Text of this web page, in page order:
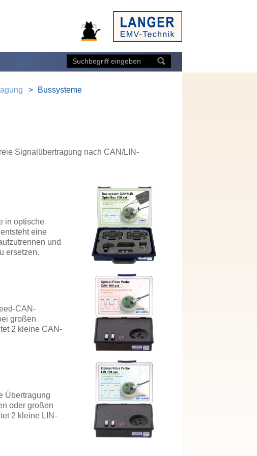
Bussysteme
Signalübertragung nach CAN/LIN-
in optische
eine
und
ersetzen.
CAN-
großen
2 kleine CAN-
Übertragung
oder großen
2 kleine LIN-